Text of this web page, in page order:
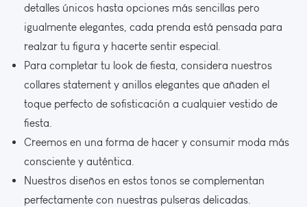
detalles únicos hasta opciones más sencillas pero
igualmente elegantes, cada prenda está pensada para
realzar tu figura y hacerte sentir especial.
Para completar tu look de fiesta, considera nuestros
collares statement y anillos elegantes que añaden el
toque perfecto de sofisticación a cualquier vestido de
fiesta.
Creemos en una forma de hacer y consumir moda más
consciente y auténtica.
Nuestros diseños en estos tonos se complementan
perfectamente con nuestras pulseras delicadas.